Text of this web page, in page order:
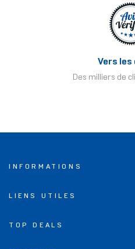
Vers les
Des milliers de
INFORMATIONS
LIENS UTILES
TOP DEALS